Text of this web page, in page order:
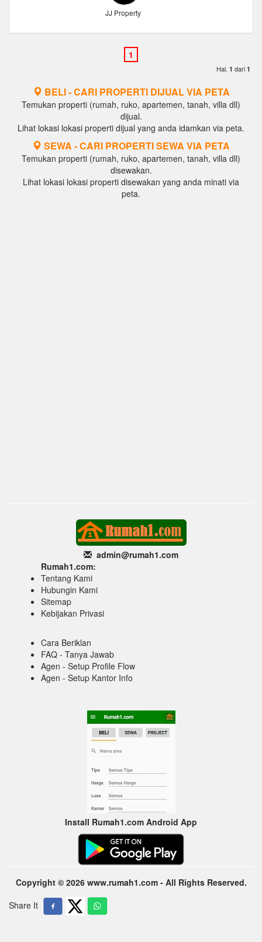
JJ Property
Hal. 1 dari 1
BELI - CARI PROPERTI DIJUAL VIA PETA
Temukan properti (rumah, ruko, apartemen, tanah, villa dll)
dijual.
Lihat lokasi lokasi properti dijual yang anda idamkan via peta.
SEWA - CARI PROPERTI SEWA VIA PETA
Temukan properti (rumah, ruko, apartemen, tanah, villa dll)
disewakan.
Lihat lokasi lokasi properti disewakan yang anda minati via
peta.
admin@rumah1.com
Rumah1.com:
Tentang Kami
Hubungin Kami
Sitemap
Kebijakan Privasi
Cara Beriklan
FAQ - Tanya Jawab
Agen - Setup Profile Flow
Agen - Setup Kantor Info
Install Rumah1.com Android App
Copyright © 2026 www.rumah1.com - All Rights Reserved.
Share It